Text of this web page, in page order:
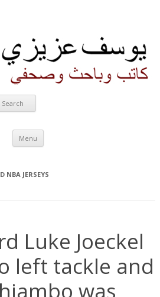
Menu
Skip to content
NBA JERSEYS
Luke Joeckel
left tackle and
was